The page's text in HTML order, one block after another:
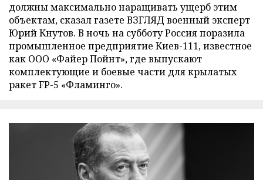
должны максимально наращивать ущерб этим
объектам, сказал газете ВЗГЛЯД военный эксперт
Юрий Кнутов. В ночь на субботу Россия поразила
промышленное предприятие Киев-111, известное
как ООО «Файер Пойнт», где выпускают
комплектующие и боевые части для крылатых
ракет FP-5 «Фламинго».